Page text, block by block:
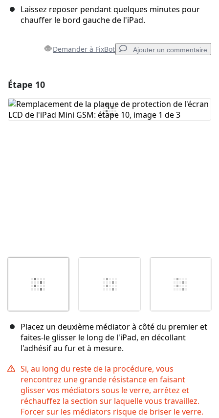
Laissez reposer pendant quelques minutes pour
chauffer le bord gauche de l'iPad.
Demander à FixBot Ajouter un commentaire
Ajouter un commentaire
Étape 10
Placez un deuxième médiator à côté du premier et
faites-le glisser le long de l'iPad, en décollant
l'adhésif au fur et à mesure.
Si, au long du reste de la procédure, vous
rencontrez une grande résistance en faisant
glisser vos médiators sous le verre, arrêtez et
réchauffez la section sur laquelle vous travaillez.
Forcer sur les médiators risque de briser le verre.